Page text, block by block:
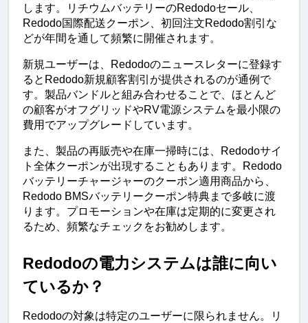
します。リチウムバッテリーのRedodoセール、
Redodo国際配送クーポン、初回注文Redodo割引な
どが年間を通して頻繁に開催されます。
新規ユーザーは、Redodoのニュースレターに登録す
るとRedodo新規顧客割引が提供されるのが通例で
す。製品バンドルと組み合わせることで、ほとんど
の顧客がオフグリッドやRV電源システムを最小限の
費用でアップグレードしています。
また、製品の再販売や在庫一掃時には、Redodoサイ
ト全体クーポンが出現することもあります。Redodo
バッテリーチャージャーのクーポン適用商品から、
Redodo BMSバッテリークーポン特典まで多岐に渡
ります。プロモーションや在庫は定期的に変更され
るため、頻繁なチェックをお勧めします。
Redodoの電力システムは誰に向い
ているか？
Redodoの対象は特定のユーザーに限られません。リ